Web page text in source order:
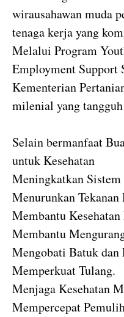
wirausahawan muda
tenaga kerja yang
Melalui Program
Employment Support
Kementerian
milenial yang
Selain bermanfaat
untuk Kesehatan
Meningkatkan Sistem
Menurunkan Tekanan
Membantu
Membantu
Mengobati Batuk dan
Memperkuat Tulang.
Menjaga Kesehatan
Mempercepat